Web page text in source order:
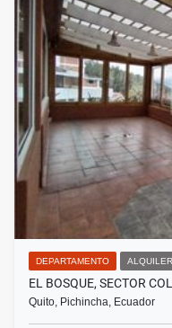
DEPARTAMENTO ALQUILER
EL BOSQUE, SECTOR
Quito, Pichincha, Ecuador